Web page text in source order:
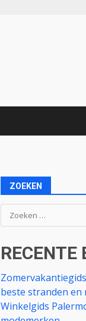
ZOEKEN
Zoeken
naar:
RECENTE
beste stranden en
Winkelgids